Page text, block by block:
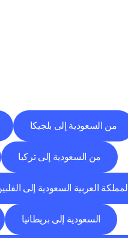
من السعودية إلى بلجيكا
من السعودية إلى تركيا
المملكة العربية السعودية إلى
السعودية إلى بريطانيا